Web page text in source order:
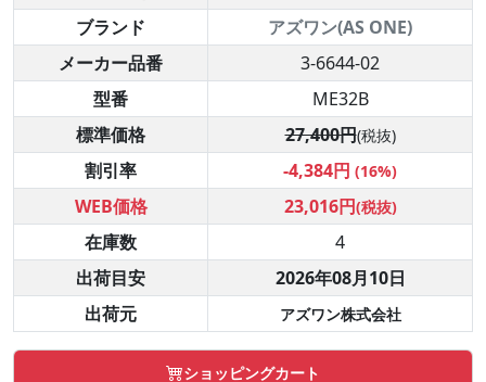
ブランド
アズワン(AS ONE)
メーカー品番
3-6644-02
型番
ME32B
標準価格
27,400円(税抜)
割引率 -4,384円 (16%)
WEB価格 23,016円(税抜)
在庫数
4
出荷目安
2026年08月10日
出荷元
アズワン株式会社
ショッピングカート